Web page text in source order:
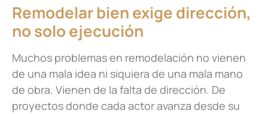
Remodelar bien exige dirección,
no solo ejecución
Muchos problemas en remodelación no vienen
de una mala idea ni siquiera de una mala mano
de obra. Vienen de la falta de dirección. De
proyectos donde cada actor avanza desde su